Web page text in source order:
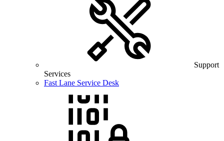
Support
Services
Fast Lane Service Desk